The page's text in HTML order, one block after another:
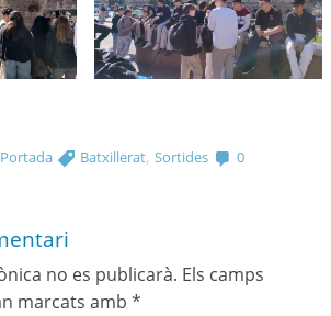
Portada Batxillerat,Sortides 0
no es publicarà. Els camps
marcats amb *